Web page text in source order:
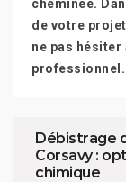
cheminée.
de votre
ne pas
professionnel.
Débistrage
Corsavy :
chimique